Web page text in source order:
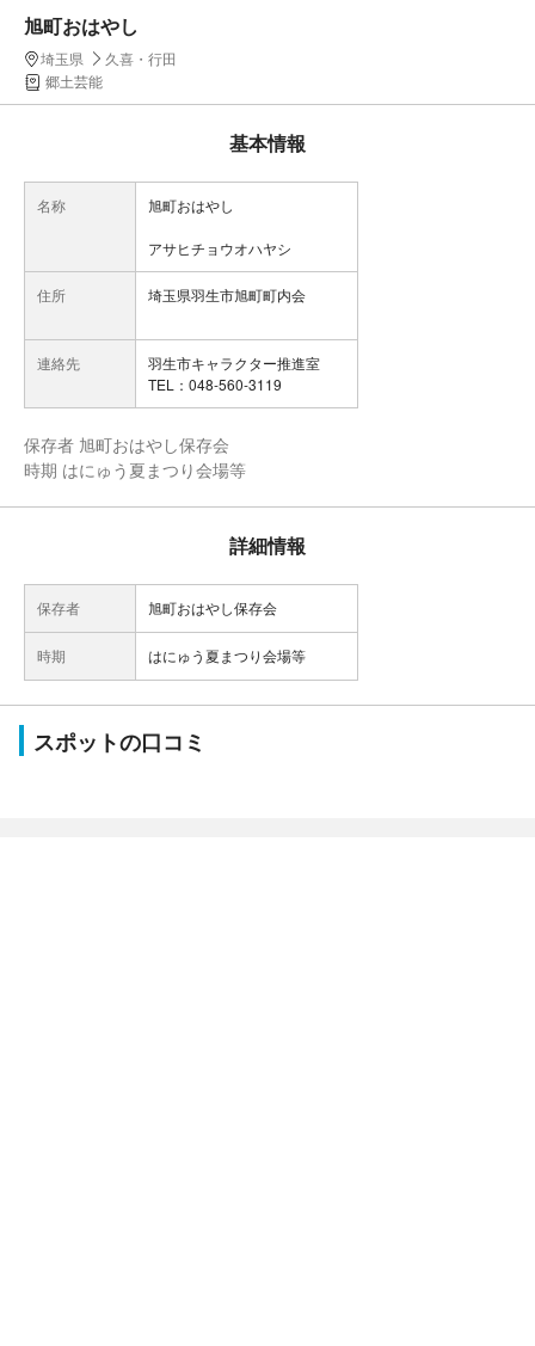
旭町おはやし
埼玉県
久喜・行田
郷土芸能
基本情報
名称 旭町おはやし
アサヒチョウオハヤシ
住所 埼玉県羽生市旭町町内会
連絡先
羽生市キャラクター推進室
TEL：048-560-3119
保存者 旭町おはやし保存会
時期 はにゅう夏まつり会場等
詳細情報
保存者 旭町おはやし保存会
時期 はにゅう夏まつり会場等
スポットの口コミ